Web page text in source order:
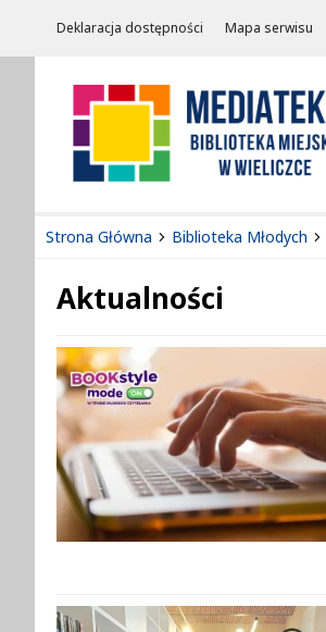
Deklaracja dostępności Mapa serwisu
Strona Główna Biblioteka Młodych
Aktualności
Treść